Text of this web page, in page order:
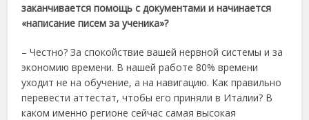
заканчивается помощь с документами и начинается
«написание писем за ученика»?
– Честно? За спокойствие вашей нервной системы и за
экономию времени. В нашей работе 80% времени
уходит не на обучение, а на навигацию. Как правильно
перевести аттестат, чтобы его приняли в Италии? В
каком именно регионе сейчас самая высокая